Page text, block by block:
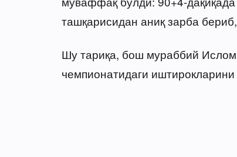
ташқарисидан аниқ зарба
Шу тариқа, бош мураббий
чемпионатидаги